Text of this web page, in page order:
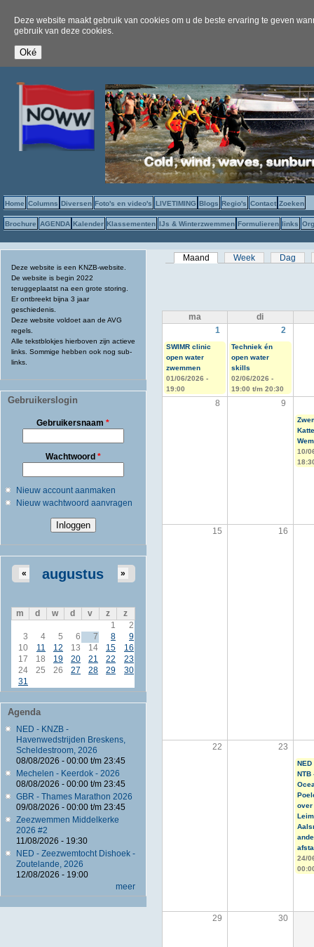
Deze website maakt gebruik van cookies om u de beste ervaring te geven
gebruik van deze cookies.
Home Columns Diversen Foto's en video's LIVETIMING Blogs Regio's Contact Zoeken
Brochure AGENDA Kalender Klassementen IJs & Winterzwemmen Formulieren links
Deze website is een KNZB-website.
De website is begin 2022
teruggeplaatst na een grote storing.
Er ontbreekt bijna 3 jaar
geschiedenis.
Deze website voldoet aan de AVG
regels.
Alle tekstblokjes hierboven zijn actieve
links. Sommige hebben ook nog sub-
links.
Gebruikerslogin
Gebruikersnaam*
Wachtwoord *
Nieuw account aanmaken
Nieuw wachtwoord aanvragen
augustus
« »
m d w d v z
z
1
2
3
4 5 6 7 8
9
10
11 12 13 14 15
16
17
18 19 20 21 22
23
24
25 26 27 28 29
30
31
Agenda
NED - KNZB -
Havenwedstrijden Breskens,
Scheldestroom, 2026
08/08/2026 - 00:00t/m 23:45
Mechelen - Keerdok - 2026
08/08/2026 - 00:00t/m 23:45
GBR - Thames Marathon 2026
09/08/2026 - 00:00t/m 23:45
Zeezwemmen Middelkerke
2026 #2
11/08/2026 - 19:30
NED - Zeezwemtocht Dishoek -
Zoutelande, 2026
12/08/2026 - 19:00
meer
Primaire tabs
Maand (actieve tabblad)
Week Dag
ma
di
1
2
SWIMR clinic
open water
zwemmen
01/06/2026 -
19:00
Techniek én
open water
skills
02/06/2026 -
19:00 t/m 20:30
8 9
10/
15 16
22 23
NED
NTB
over
24/
29 30